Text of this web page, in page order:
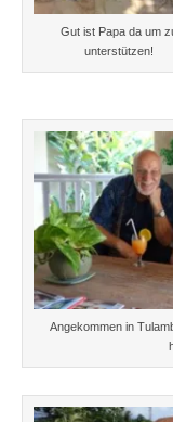
Gut ist Papa da um
unterstützen!
Angekommen in